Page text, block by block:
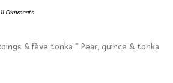
11 Comments